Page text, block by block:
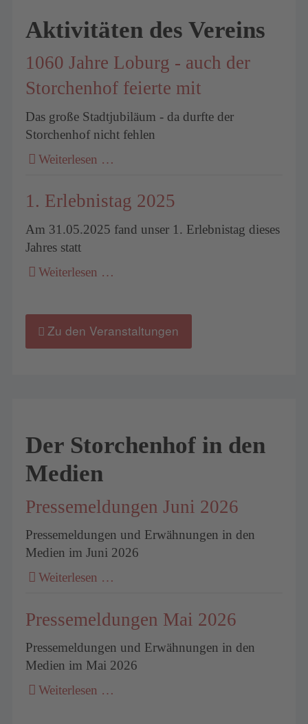
Aktivitäten des Vereins
1060 Jahre Loburg - auch der
Storchenhof feierte mit
Das große Stadtjubiläum - da durfte der
Storchenhof nicht fehlen
Weiterlesen …
1. Erlebnistag 2025
Am 31.05.2025 fand unser 1. Erlebnistag dieses
Jahres statt
Weiterlesen …
Zu den Veranstaltungen
Der Storchenhof in den
Medien
Pressemeldungen Juni 2026
Pressemeldungen und Erwähnungen in den
Medien im Juni 2026
Weiterlesen …
Pressemeldungen Mai 2026
Pressemeldungen und Erwähnungen in den
Medien im Mai 2026
Weiterlesen …